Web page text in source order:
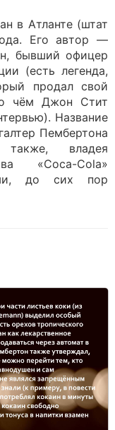
в Атланте (штат
Его автор —
бывший офицер
(есть легенда,
продал свой
чём Джон Стит
Название
Пембертона
владея
«Coca-Cola»
до сих пор